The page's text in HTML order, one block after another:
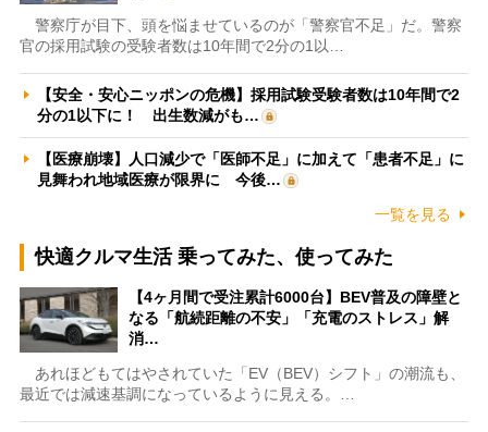
警察庁が目下、頭を悩ませているのが「警察官不足」だ。警察
官の採用試験の受験者数は10年間で2分の1以…
【安全・安心ニッポンの危機】採用試験受験者数は10年間で2
分の1以下に！ 出生数減がも…
【医療崩壊】人口減少で「医師不足」に加えて「患者不足」に
見舞われ地域医療が限界に 今後…
一覧を見る
快適クルマ生活 乗ってみた、使ってみた
【4ヶ月間で受注累計6000台】BEV普及の障壁と
なる「航続距離の不安」「充電のストレス」解
消…
あれほどもてはやされていた「EV（BEV）シフト」の潮流も、
最近では減速基調になっているように見える。…